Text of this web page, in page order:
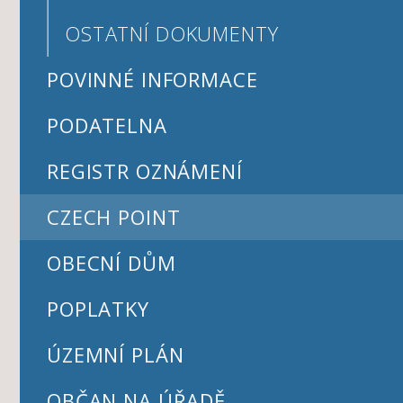
OSTATNÍ DOKUMENTY
POVINNÉ INFORMACE
PODATELNA
REGISTR OZNÁMENÍ
CZECH POINT
OBECNÍ DŮM
POPLATKY
ÚZEMNÍ PLÁN